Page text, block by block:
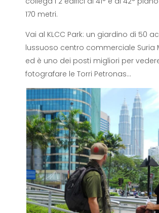
170 metri.
Vai al KLCC Park: un giardino di 50
lussuoso centro commerciale Suria
ed è uno dei posti migliori per
fotografare le Torri Petronas…